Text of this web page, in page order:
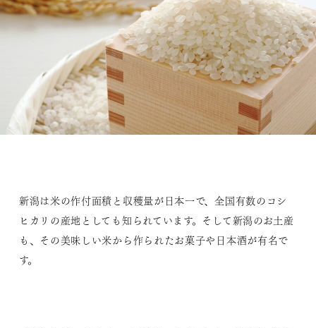
新潟は米の作付面積と収穫量が日本一で、全国有数のコシ
ヒカリの産地としても知られています。そして新潟のお土産
も、その美味しい米から作られたお菓子や日本酒が有名で
す。